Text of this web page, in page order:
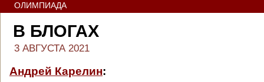
ОЛИМПИАДА
В БЛОГАХ
3 АВГУСТА 2021
Андрей Карелин: